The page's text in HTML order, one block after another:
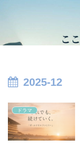
2025-12
ドラマ